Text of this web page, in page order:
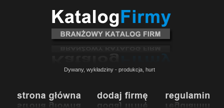
Dywany, wykładziny - produkcja, hurt